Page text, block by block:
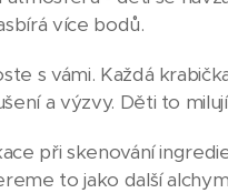
více bodů.
s vámi. Každá
a výzvy. Děti to
při skenování
to jako další